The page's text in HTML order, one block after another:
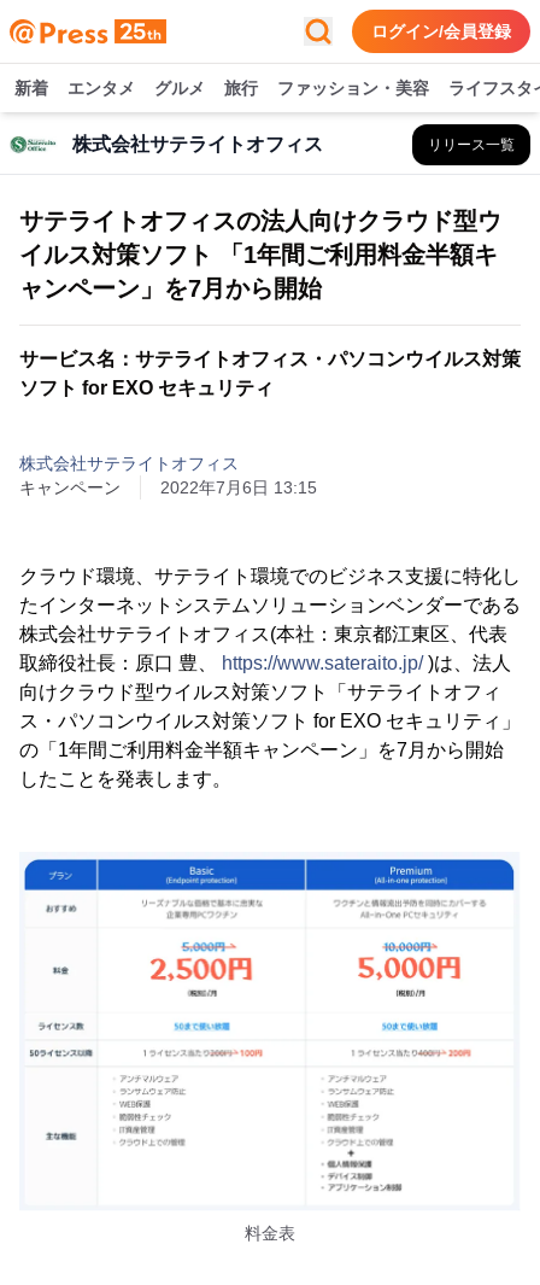
ログイン/会員登録
新着 エンタメ グルメ 旅行 ファッション・美容 ライフスタ
株式会社サテライトオフィス リリース一覧
サテライトオフィスの法人向けクラウド型ウ
イルス対策ソフト 「1年間ご利用料金半額キ
ャンペーン」を7月から開始
サービス名：サテライトオフィス・パソコンウイルス対策
ソフト for EXO セキュリティ
株式会社サテライトオフィス
キャンペーン
2022年7月6日 13:15
クラウド環境、サテライト環境でのビジネス支援に特化し
たインターネットシステムソリューションベンダーである
株式会社サテライトオフィス(本社：東京都江東区、代表
取締役社長：原口 豊、
https://www.sateraito.jp/)は、法人
向けクラウド型ウイルス対策ソフト「サテライトオフィ
ス・パソコンウイルス対策ソフト for EXO セキュリティ」
の「1年間ご利用料金半額キャンペーン」を7月から開始
したことを発表します。
料金表